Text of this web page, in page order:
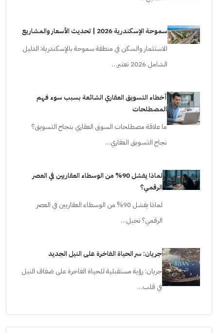
تضيع…
سموحة الإسكندرية 2026 | تحديث الأسعار والمشاريع
الاستثمار والسكن في منطقة سموحة بالإسكندرية: الدليل
أخطاء التسويق العقاري الشائعة بسبب سوء فهم
المصطلحات
ما علاقة مصطلحات السوق العقاري بنجاح التسويق؟
نجاح التسويق العقاري…
لماذا يفشل 90% من الوسطاء العقاريين في العصر
الرقمي؟
لماذا يفشل 90% من الوسطاء العقاريين في العصر
الرقمي؟ تخيل…
جريان: سر الحياة الفاخرة على النيل الجديد
جريان: رؤية مستقبلية للحياة الفاخرة على ضفاف النيل
في قلب…